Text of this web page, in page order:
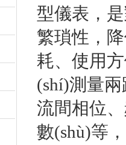
型儀表，
繁瑣性，
耗、使用
(shí)測量
流間相位
數(shù)等